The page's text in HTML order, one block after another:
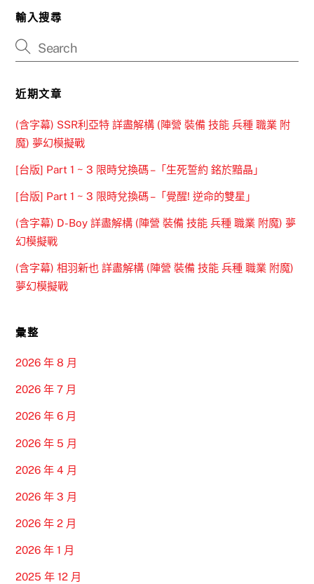
輸入搜尋
近期文章
(含字幕) SSR利亞特 詳盡解構 (陣營 裝備 技能 兵種 職業 附
魔) 夢幻模擬戰
[台版] Part 1 ~ 3 限時兌換碼 –「生死誓約 銘於黯晶」
[台版] Part 1 ~ 3 限時兌換碼 –「覺醒! 逆命的雙星」
(含字幕) D-Boy 詳盡解構 (陣營 裝備 技能 兵種 職業 附魔) 夢
幻模擬戰
(含字幕) 相羽新也 詳盡解構 (陣營 裝備 技能 兵種 職業 附魔)
夢幻模擬戰
彙整
2026 年 8 月
2026 年 7 月
2026 年 6 月
2026 年 5 月
2026 年 4 月
2026 年 3 月
2026 年 2 月
2026 年 1 月
2025 年 12 月